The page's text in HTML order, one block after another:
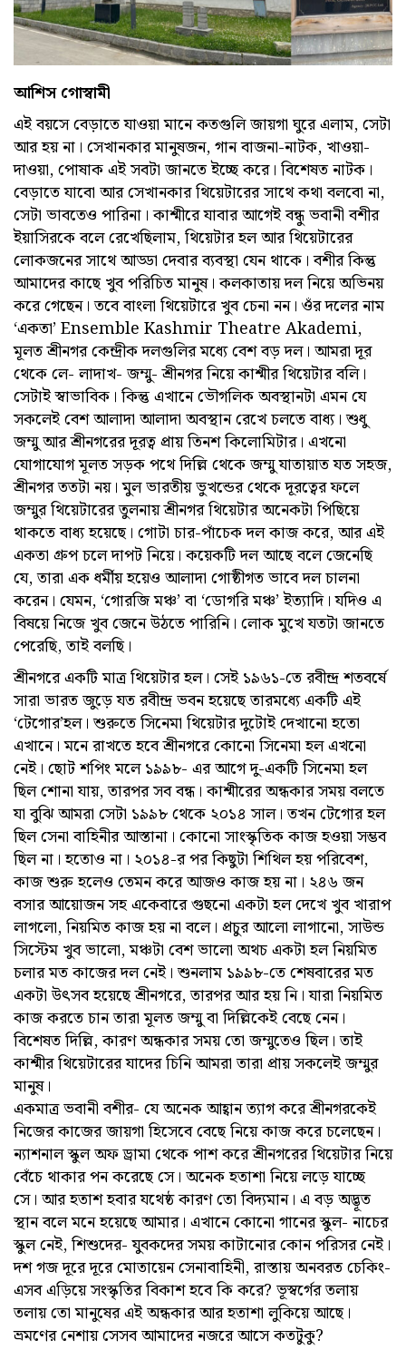
আশিস গোস্বামী
এই বয়সে বেড়াতে যাওয়া মানে কতগুলি জায়গা ঘুরে এলাম, সেটা
আর হয় না। সেখানকার মানুষজন, গান বাজনা-নাটক, খাওয়া-
দাওয়া, পোষাক এই সবটা জানতে ইচ্ছে করে। বিশেষত নাটক।
বেড়াতে যাবো আর সেখানকার থিয়েটারের সাথে কথা বলবো না,
সেটা ভাবতেও পারিনা। কাশ্মীরে যাবার আগেই বন্ধু ভবানী বশীর
ইয়াসিরকে বলে রেখেছিলাম, থিয়েটার হল আর থিয়েটারের
লোকজনের সাথে আড্ডা দেবার ব্যবস্থা যেন থাকে। বশীর কিন্তু
আমাদের কাছে খুব পরিচিত মানুষ। কলকাতায় দল নিয়ে অভিনয়
করে গেছেন। তবে বাংলা থিয়েটারে খুব চেনা নন। ওঁর দলের নাম
‘একতা’ Ensemble Kashmir Theatre Akademi,
মূলত শ্রীনগর কেন্দ্রীক দলগুলির মধ্যে বেশ বড় দল। আমরা দূর
থেকে লে- লাদাখ- জম্মু- শ্রীনগর নিয়ে কাশ্মীর থিয়েটার বলি।
সেটাই স্বাভাবিক। কিন্তু এখানে ভৌগলিক অবস্থানটা এমন যে
সকলেই বেশ আলাদা আলাদা অবস্থান রেখে চলতে বাধ্য। শুধু
জম্মু আর শ্রীনগরের দূরত্ব প্রায় তিনশ কিলোমিটার। এখনো
যোগাযোগ মূলত সড়ক পথে দিল্লি থেকে জম্মু যাতায়াত যত সহজ,
শ্রীনগর ততটা নয়। মুল ভারতীয় ভুখন্ডের থেকে দূরত্বের ফলে
জম্মুর থিয়েটারের তুলনায় শ্রীনগর থিয়েটার অনেকটা পিছিয়ে
থাকতে বাধ্য হয়েছে। গোটা চার-পাঁচেক দল কাজ করে, আর এই
একতা গ্রুপ চলে দাপট নিয়ে। কয়েকটি দল আছে বলে জেনেছি
যে, তারা এক ধর্মীয় হয়েও আলাদা গোষ্ঠীগত ভাবে দল চালনা
করেন। যেমন, ‘গোরজি মঞ্চ’ বা ‘ডোগরি মঞ্চ’ ইত্যাদি। যদিও এ
বিষয়ে নিজে খুব জেনে উঠতে পারিনি। লোক মুখে যতটা জানতে
পেরেছি, তাই বলছি।
শ্রীনগরে একটি মাত্র থিয়েটার হল। সেই ১৯৬১-তে রবীন্দ্র শতবর্ষে
সারা ভারত জুড়ে যত রবীন্দ্র ভবন হয়েছে তারমধ্যে একটি এই
‘টেগোর’হল। শুরুতে সিনেমা থিয়েটার দুটোই দেখানো হতো
এখানে। মনে রাখতে হবে শ্রীনগরে কোনো সিনেমা হল এখনো
নেই। ছোট শপিং মলে ১৯৯৮- এর আগে দু-একটি সিনেমা হল
ছিল শোনা যায়, তারপর সব বন্ধ। কাশ্মীরের অন্ধকার সময় বলতে
যা বুঝি আমরা সেটা ১৯৯৮ থেকে ২০১৪ সাল। তখন টেগোর হল
ছিল সেনা বাহিনীর আস্তানা। কোনো সাংস্কৃতিক কাজ হওয়া সম্ভব
ছিল না। হতোও না। ২০১৪-র পর কিছুটা শিথিল হয় পরিবেশ,
কাজ শুরু হলেও তেমন করে আজও কাজ হয় না। ২৪৬ জন
বসার আয়োজন সহ একেবারে গুছনো একটা হল দেখে খুব খারাপ
লাগলো, নিয়মিত কাজ হয় না বলে। প্রচুর আলো লাগানো, সাউন্ড
সিস্টেম খুব ভালো, মঞ্চটা বেশ ভালো অথচ একটা হল নিয়মিত
চলার মত কাজের দল নেই। শুনলাম ১৯৯৮-তে শেষবারের মত
একটা উৎসব হয়েছে শ্রীনগরে, তারপর আর হয় নি। যারা নিয়মিত
কাজ করতে চান তারা মূলত জম্মু বা দিল্লিকেই বেছে নেন।
বিশেষত দিল্লি, কারণ অন্ধকার সময় তো জম্মুতেও ছিল। তাই
কাশ্মীর থিয়েটারের যাদের চিনি আমরা তারা প্রায় সকলেই জম্মুর
মানুষ।
একমাত্র ভবানী বশীর- যে অনেক আহ্বান ত্যাগ করে শ্রীনগরকেই
নিজের কাজের জায়গা হিসেবে বেছে নিয়ে কাজ করে চলেছেন।
ন্যাশনাল স্কুল অফ ড্রামা থেকে পাশ করে শ্রীনগরের থিয়েটার নিয়ে
বেঁচে থাকার পন করেছে সে। অনেক হতাশা নিয়ে লড়ে যাচ্ছে
সে। আর হতাশ হবার যথেষ্ঠ কারণ তো বিদ্যমান। এ বড় অদ্ভূত
স্থান বলে মনে হয়েছে আমার। এখানে কোনো গানের স্কুল- নাচের
স্কুল নেই, শিশুদের- যুবকদের সময় কাটানোর কোন পরিসর নেই।
দশ গজ দূরে দূরে মোতায়েন সেনাবাহিনী, রাস্তায় অনবরত চেকিং-
এসব এড়িয়ে সংস্কৃতির বিকাশ হবে কি করে? ভূস্বর্গের তলায়
তলায় তো মানুষের এই অন্ধকার আর হতাশা লুকিয়ে আছে।
ভ্রমণের নেশায় সেসব আমাদের নজরে আসে কতটুকু?